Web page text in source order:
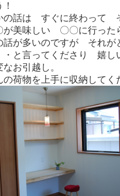
の話は すぐに終わって
が美味しい 〇〇に行った
が多いのですが それが
・と言ってくださり 嬉し
お引越し。
荷物を上手に収納してく